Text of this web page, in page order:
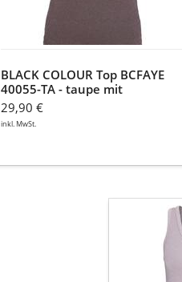
Glitzerfäden
BLACK COLOUR Top BCFAYE
40055-TA - taupe mit
Glitzerfäden
29,90 €
inkl. MwSt.
COLOUR